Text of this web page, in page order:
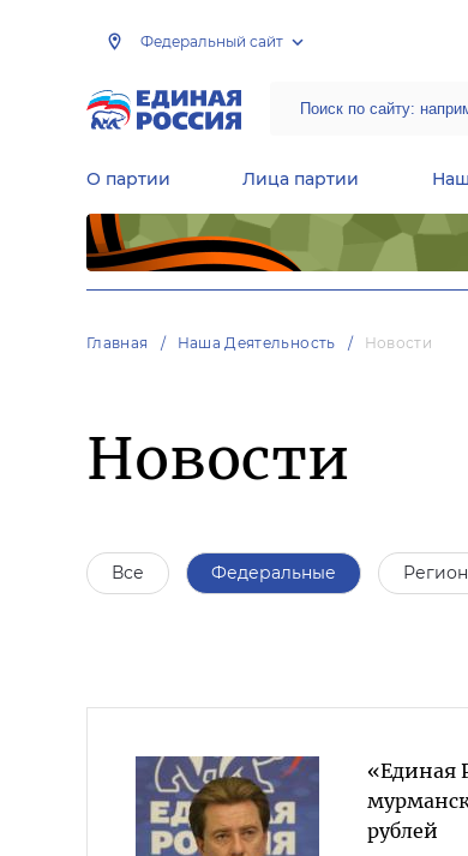
Федеральный сайт
О партии Лица партии
Главная Наша Деятельность Новости
Новости
Все Федеральные
«Единая
рублей